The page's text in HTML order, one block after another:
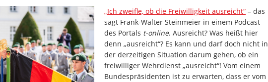
„Ich zweifle, ob die Freiwilligkeit ausreicht“ – das
sagt Frank-Walter Steinmeier in einem Podcast
des Portals t-online. Ausreicht? Was heißt hier
denn „ausreicht“? Es kann und darf doch nicht in
der derzeitigen Situation darum gehen, ob ein
freiwilliger Wehrdienst „ausreicht“! Vom einem
Bundespräsidenten ist zu erwarten, dass er vom